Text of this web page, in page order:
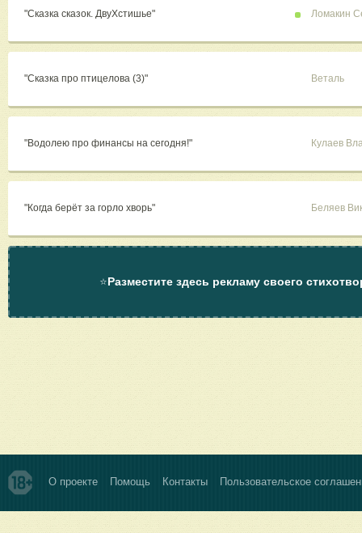
"Сказка сказок. ДвуХстишье" Ломакин
"Сказка про птицелова (3)" Веталь
"Водолею про финансы на сегодня!" Кулаев
"Когда берёт за горло хворь" Беляев
⭐Разместите здесь рекламу своего
О проекте Помощь Контакты Пользовательское